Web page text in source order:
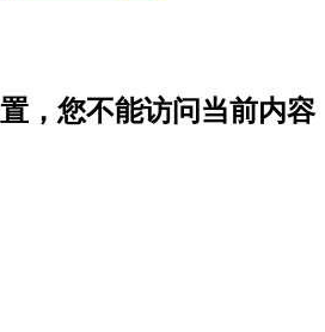
，您不能访问当前内容